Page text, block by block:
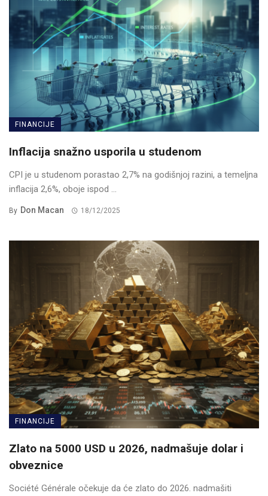
FINANCIJE
Inflacija snažno usporila u studenom
CPI je u studenom porastao 2,7% na godišnjoj razini, a temeljna
inflacija 2,6%, oboje ispod ...
By Don Macan 18/12/2025
FINANCIJE
Zlato na 5000 USD u 2026, nadmašuje dolar i
obveznice
Société Générale očekuje da će zlato do 2026. nadmašiti